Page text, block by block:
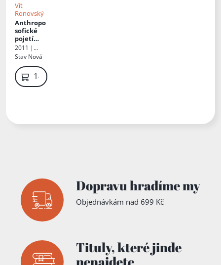
Vít
Ronovský
Anthropo
sofické
pojetí
světa a
člověka
základní
východisk
o
2011 |
Fabula
Stav Nová
149 Kč
Dopravu hradíme my
Objednávkám nad 699 Kč
Tituly,které jinde
nenajdete